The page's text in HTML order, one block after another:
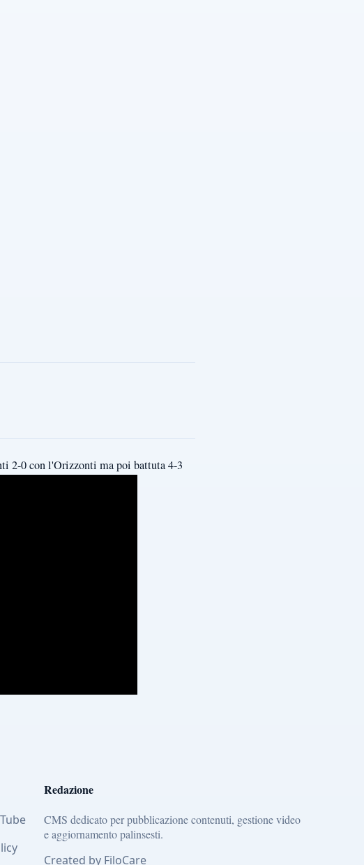
2-0 con l'Orizzonti ma poi battuta 4-3
Redazione
CMS dedicato per pubblicazione contenuti, gestione video
e aggiornamento palinsesti.
Created by FiloCare